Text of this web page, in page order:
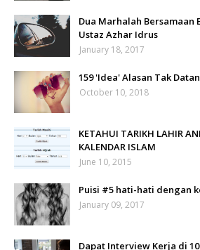
Dua Marhalah Bersamaan
Ustaz Azhar Idrus
January 18, 2017
159 'Idea' Alasan Tak
October 10, 2018
KETAHUI TARIKH LAHIR
KALENDAR ISLAM
June 10, 2015
Puisi #5 hati-hati dengan
January 09, 2017
Dapat Interview Kerja di